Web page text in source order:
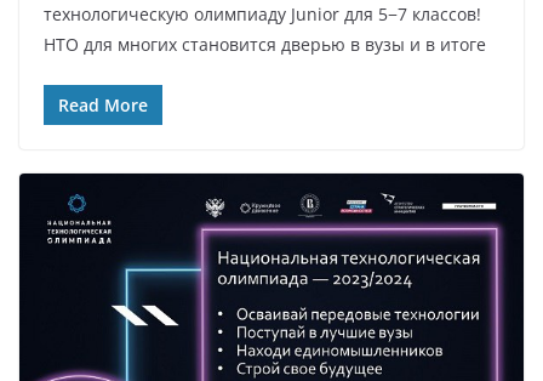
технологическую олимпиаду Junior для 5−7 классов!
НТО для многих становится дверью в вузы и в итоге
Read More